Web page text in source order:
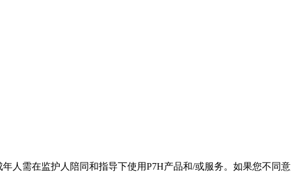
人需在监护人陪同和指导下使用P7H产品和/或服务。如果您不同意